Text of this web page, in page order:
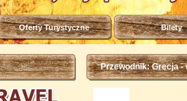
Oferty Turystyczne Bilety
Przewodnik: Grecja -